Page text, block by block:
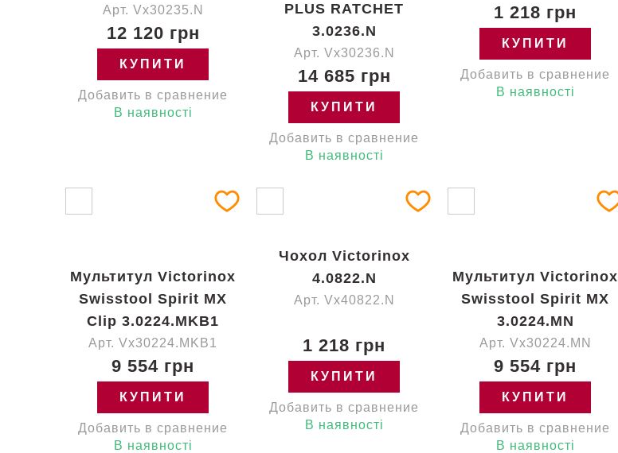
Арт. Vx30235.N
12 120 грн
КУПИТИ
Добавить в сравнение
В наявності
PLUS RATCHET
3.0236.N
Арт. Vx30236.N
14 685 грн
КУПИТИ
Добавить в сравнение
В наявності
1 218 грн
КУПИТИ
Добавить в сравнение
В наявності
Мультитул Victorinox
Swisstool Spirit MX
Clip 3.0224.MKB1
Арт. Vx30224.MKB1
9 554 грн
КУПИТИ
Добавить в сравнение
В наявності
Чохол Victorinox
4.0822.N
Арт. Vx40822.N
1 218 грн
КУПИТИ
Добавить в сравнение
В наявності
Мультитул Victorinox
Swisstool Spirit MX
3.0224.MN
Арт. Vx30224.MN
9 554 грн
КУПИТИ
Добавить в сравнение
В наявності